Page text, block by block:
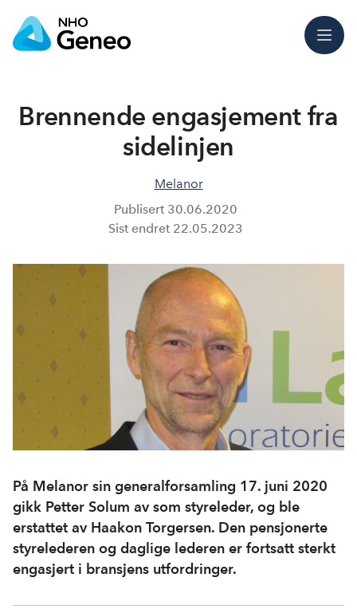
Meny
Brennende engasjement fra
sidelinjen
Melanor
Publisert 30.06.2020
Sist endret 22.05.2023
På Melanor sin generalforsamling 17. juni 2020
gikk Petter Solum av som styreleder, og ble
erstattet av Haakon Torgersen. Den pensjonerte
styrelederen og daglige lederen er fortsatt sterkt
engasjert i bransjens utfordringer.